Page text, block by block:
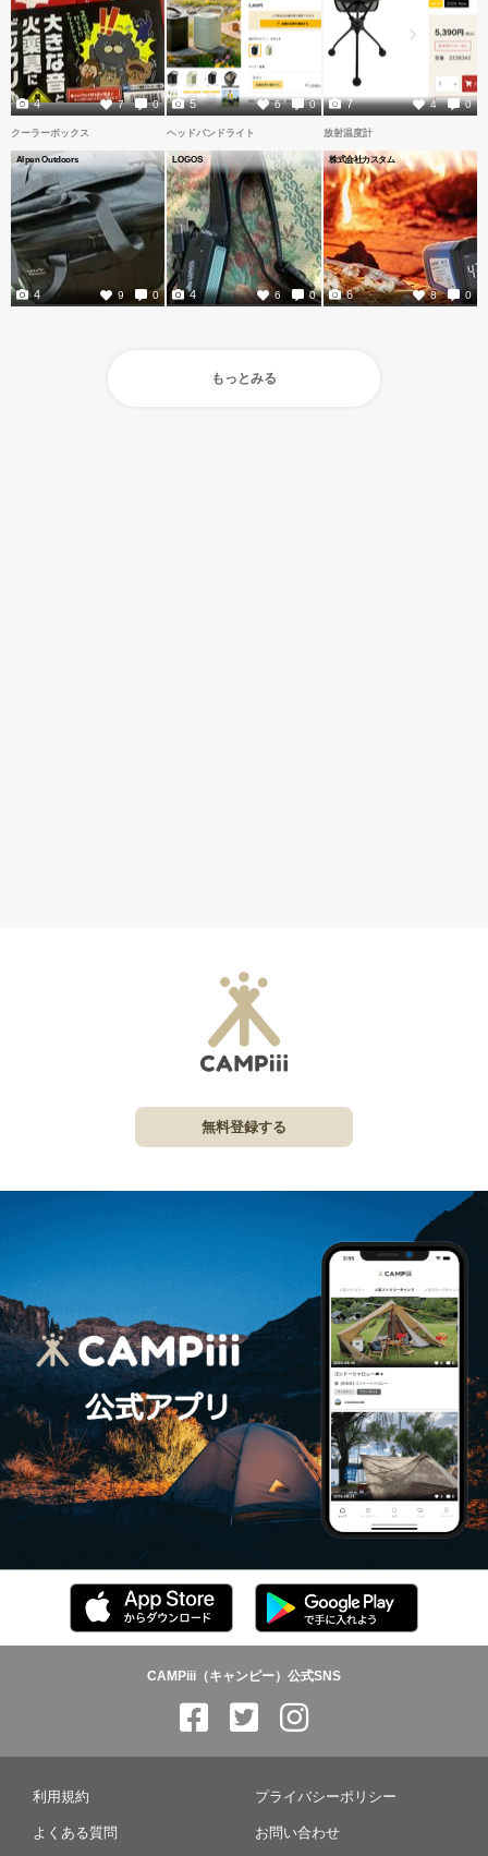
7 0
4 6 0
5 4 0
7
クーラーボックス
Alpen Outdoors
9 0
4
ヘッドバンドライト
LOGOS
6 0
4
放射温度計
株式会社カスタム
8 0
6
もっとみる
無料登録する
CAMPiii（キャンピー）公式SNS
利用規約 プライバシーポリシー
よくある質問 お問い合わせ